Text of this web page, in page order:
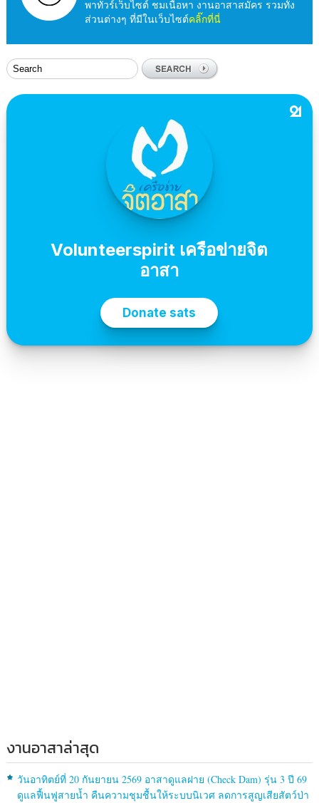
พาทัวร์เว็บไซต์ ชมเนื้อหา งานอาสาสมัคร รวมทั้ง
ส่วนต่างๆ ที่มีในเว็บไซต์คลิ๊กที่นี่
งานอาสาล่าสุด
วันอาทิตย์ที่ 20 กันยายน 2569 อาสาดูแลฝาย (Check Dam) รุ่น 3 ปี 69
ดูแลฟื้นฟูสายน้ำ คืนความชุมชื้นให้ระบบนิเวศ ลดการสูญเสียสัตว์ป่า